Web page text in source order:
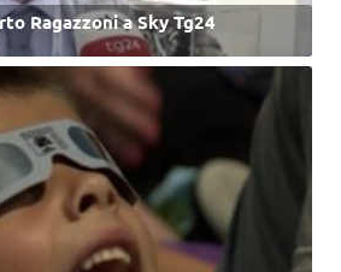
Ragazzoni a Sky Tg24